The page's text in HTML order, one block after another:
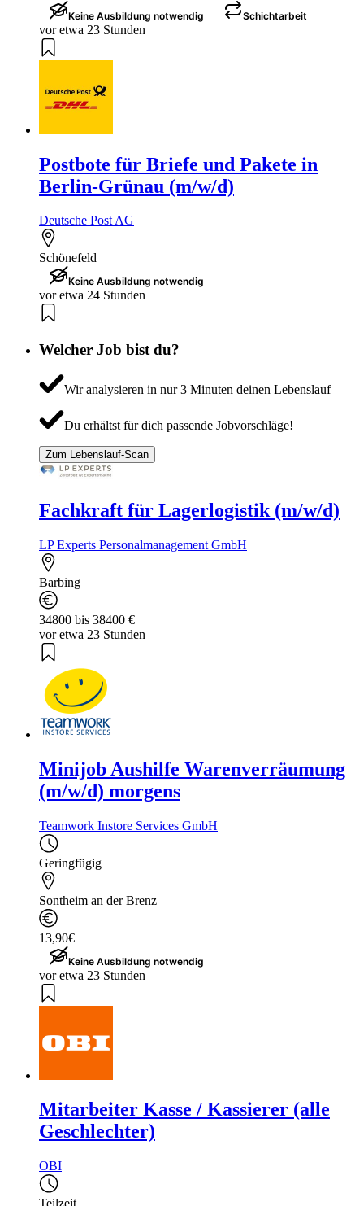
Keine Ausbildung notwendig Schichtarbeit
vor etwa 23 Stunden
Postbote für Briefe und Pakete in
Berlin-Grünau (m/w/d)
Deutsche Post AG
Schönefeld
Keine Ausbildung notwendig
vor etwa 24 Stunden
Welcher Job bist du?
Wir analysieren in nur 3 Minuten deinen Lebenslauf
Du erhältst für dich passende Jobvorschläge!
Zum Lebenslauf-Scan
Fachkraft für Lagerlogistik (m/w/d)
LP Experts Personalmanagement GmbH
Barbing
34800 bis 38400 €
vor etwa 23 Stunden
Minijob Aushilfe Warenverräumung
(m/w/d) morgens
Teamwork Instore Services GmbH
Geringfügig
Sontheim an der Brenz
13,90€
Keine Ausbildung notwendig
vor etwa 23 Stunden
Mitarbeiter Kasse / Kassierer (alle
Geschlechter)
OBI